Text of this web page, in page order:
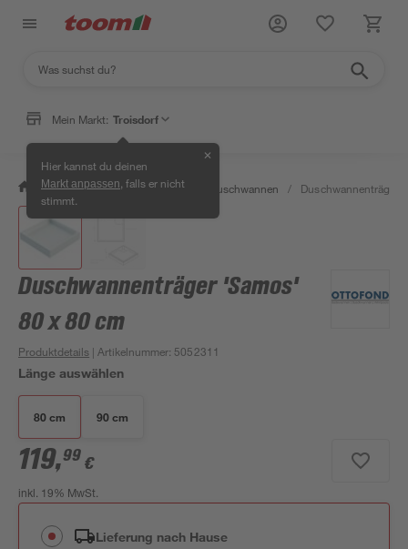
Mein Markt: Troisdorf
Hier kannst du deinen
Markt anpassen , falls er nicht
stimmt.
✕
/ Bad & Sanitär / Duschen Duschwannen / Duschwannenträger
Duschwannenträger 'Samos'
80 x 80 cm
Produktdetails | Artikelnummer: 5052311
Länge auswählen
80 cm 90 cm
119,99 €
inkl. 19% MwSt.
Lieferung nach Hause